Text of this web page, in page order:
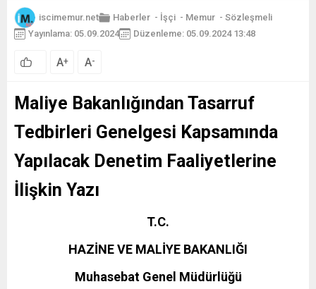
iscimemur.net Haberler - İşçi - Memur - Sözleşmeli
Yayınlama: 05.09.2024
Düzenleme: 05.09.2024 13:48
A+ A-
Maliye Bakanlığından Tasarruf
Tedbirleri Genelgesi Kapsamında
Yapılacak Denetim Faaliyetlerine
İlişkin Yazı
T.C.
HAZİNE VE MALİYE BAKANLIĞI
Muhasebat Genel Müdürlüğü